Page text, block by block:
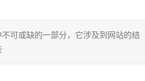
可或缺的一部分，它涉及到网站的结